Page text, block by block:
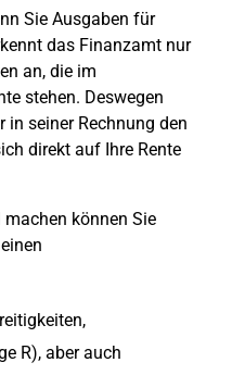
Sie Ausgaben für
das Finanzamt nur
an, die im
stehen. Deswegen
in seiner Rechnung den
direkt auf Ihre Rente
machen können Sie
R), aber auch